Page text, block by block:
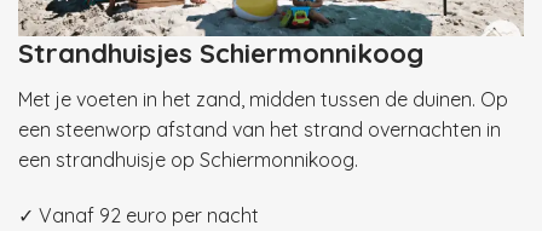
Strandhuisjes Schiermonnikoog
Met je voeten in het zand, midden tussen de duinen. Op
een steenworp afstand van het strand overnachten in
een strandhuisje op Schiermonnikoog.
✓ Vanaf 92 euro per nacht